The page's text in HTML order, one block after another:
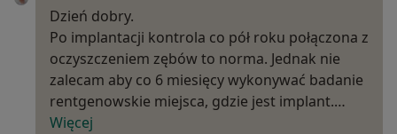
Dzień dobry.
Po implantacji kontrola co pół roku połączona z
oczyszczeniem zębów to norma. Jednak nie
zalecam aby co 6 miesięcy wykonywać badanie
rentgenowskie miejsca, gdzie jest implant.…
Więcej